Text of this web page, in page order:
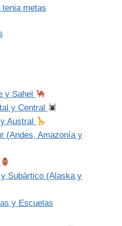
tenia metas
y Sahel
y Central
Austral
(Andes, Amazonía y
Subártico (Alaska y
y Escuelas